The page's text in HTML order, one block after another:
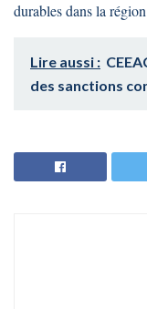
durables dans la
Lire aussi :
des sanctions